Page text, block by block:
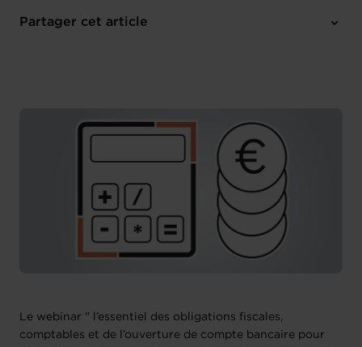
Online Workshop
M'inscrire
Partager cet article
Le webinar " l’essentiel des obligations fiscales,
comptables et de l’ouverture de compte bancaire pour